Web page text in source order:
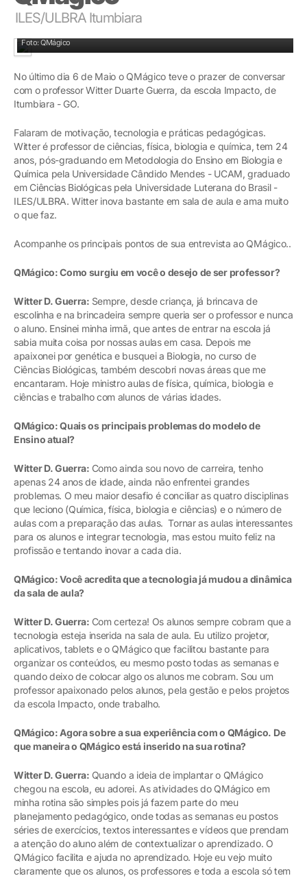
ILES/ULBRA Itumbiara
Foto: QMágico
No último dia 6 de Maio o QMágico teve o prazer de conversar
com o professor Witter Duarte Guerra, da escola Impacto, de
Itumbiara - GO.
Falaram de motivação, tecnologia e práticas pedagógicas.
Witter é professor de ciências, física, biologia e química, tem 24
anos, pós-graduando em Metodologia do Ensino em Biologia e
Química pela Universidade Cândido Mendes - UCAM, graduado
em Ciências Biológicas pela Universidade Luterana do Brasil -
ILES/ULBRA. Witter inova bastante em sala de aula e ama muito
o que faz.
Acompanhe os principais pontos de sua entrevista ao QMágico..
QMágico: Como surgiu em você o desejo de ser professor?
Witter D. Guerra: Sempre, desde criança, já brincava de
escolinha e na brincadeira sempre queria ser o professor e nunca
o aluno. Ensinei minha irmã, que antes de entrar na escola já
sabia muita coisa por nossas aulas em casa. Depois me
apaixonei por genética e busquei a Biologia, no curso de
Ciências Biológicas, também descobri novas áreas que me
encantaram. Hoje ministro aulas de física, química, biologia e
ciências e trabalho com alunos de várias idades.
QMágico: Quais os principais problemas do modelo de
Ensino atual?
Witter D. Guerra: Como ainda sou novo de carreira, tenho
apenas 24 anos de idade, ainda não enfrentei grandes
problemas. O meu maior desafio é conciliar as quatro disciplinas
que leciono (Química, física, biologia e ciências) e o número de
aulas com a preparação das aulas. Tornar as aulas interessantes
para os alunos e integrar tecnologia, mas estou muito feliz na
profissão e tentando inovar a cada dia.
QMágico: Você acredita que a tecnologia já mudou a dinâmica
da sala de aula?
Witter D. Guerra: Com certeza! Os alunos sempre cobram que a
tecnologia esteja inserida na sala de aula. Eu utilizo projetor,
aplicativos, tablets e o QMágico que facilitou bastante para
organizar os conteúdos, eu mesmo posto todas as semanas e
quando deixo de colocar algo os alunos me cobram. Sou um
professor apaixonado pelos alunos, pela gestão e pelos projetos
da escola Impacto, onde trabalho.
QMágico: Agora sobre a sua experiência com o QMágico. De
que maneira o QMágico está inserido na sua rotina?
Witter D. Guerra: Quando a ideia de implantar o QMágico
chegou na escola, eu adorei. As atividades do QMágico em
minha rotina são simples pois já fazem parte do meu
planejamento pedagógico, onde todas as semanas eu postos
séries de exercícios, textos interessantes e vídeos que prendam
a atenção do aluno além de contextualizar o aprendizado. O
QMágico facilita e ajuda no aprendizado. Hoje eu vejo muito
claramente que os alunos, os professores e toda a escola só tem